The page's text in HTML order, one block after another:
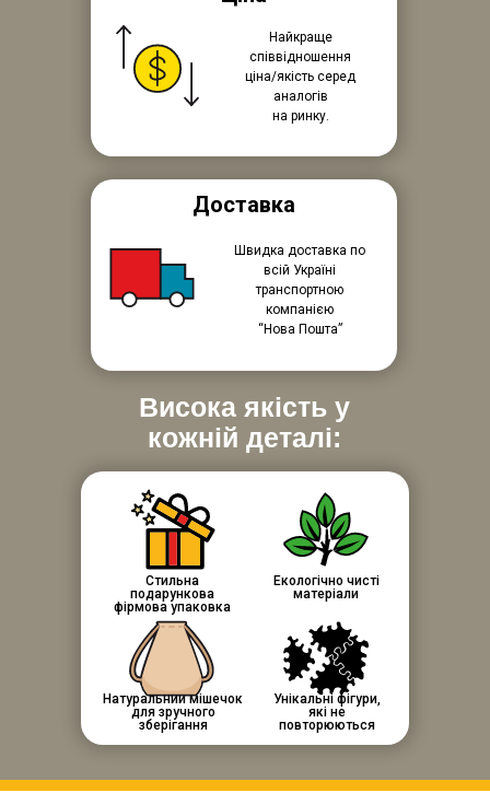
Висока якість у
кожній деталі:
Найкраще
співвідношення
ціна/якість серед
аналогів
на ринку.
Швидка доставка по
всій Україні
транспортною
компанією
“Нова Пошта”
Екологічно чисті
матеріали
Стильна
подарункова
фірмова упаковка
Унікальні фігури,
які не
повторюються
Натуральний мішечок
для зручного
зберігання
Доставка